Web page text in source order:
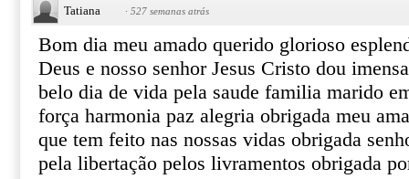
Tatiana · 527 semanas atrás
Bom dia meu amado querido glorioso
Deus e nosso senhor Jesus Cristo dou
belo dia de vida pela saude familia marido
força harmonia paz alegria obrigada meu
que tem feito nas nossas vidas obrigada
pela libertação pelos livramentos obrigada